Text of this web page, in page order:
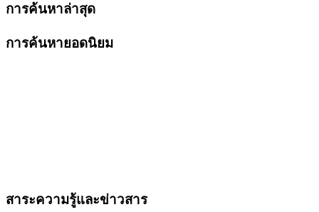
การค้นหาล่าสุด
การค้นหายอดนิยม
สาระความรู้และข่าวสาร